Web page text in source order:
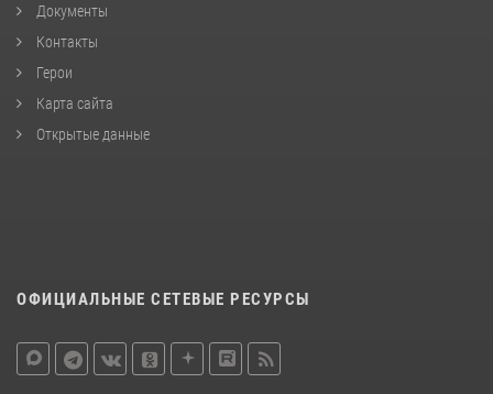
Документы
Контакты
Герои
Карта сайта
Открытые данные
ОФИЦИАЛЬНЫЕ СЕТЕВЫЕ РЕСУРСЫ